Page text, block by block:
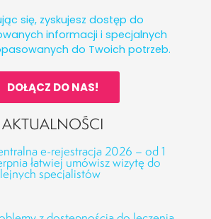
się, zyskujesz dostęp do
informacji i specjalnych
do Twoich potrzeb.
DOŁĄCZ DO NAS!
AKTUALNOŚCI
e-rejestracja 2026 – od 1
łatwiej umówisz wizytę do
specjalistów